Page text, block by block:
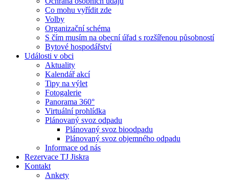
Co mohu vyřídit zde
Volby
Organizační schéma
S čím musím na obecní úřad s rozšířenou působností
Bytové hospodářství
Události v obci
Aktuality
Kalendář akcí
Tipy na výlet
Fotogalerie
Panorama 360°
Virtuální prohlídka
Plánovaný svoz odpadu
Plánovaný svoz bioodpadu
Plánovaný svoz objemného odpadu
Informace od nás
Rezervace TJ Jiskra
Kontakt
Ankety